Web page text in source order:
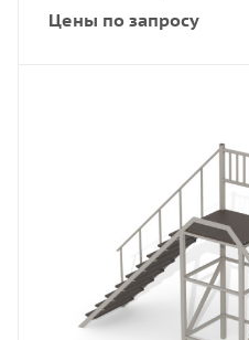
Цены по запросу